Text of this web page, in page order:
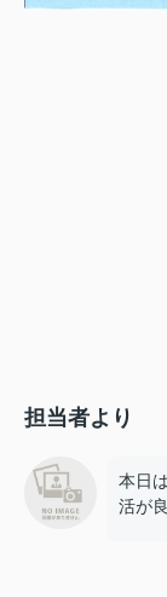
担当者より
本日
活が